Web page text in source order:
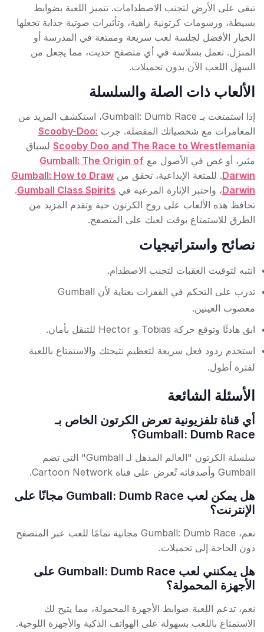
تبقى على الأرض لتجنب الاصطدامات. تتميز اللعبة بضوابط
بسيطة، ورسومات كرتونية زاهية، وتأثيرات صوتية جذابة تجعلها
الخيار الأفضل لجلسة لعب سريعة وممتعة في المدرسة أو
المنزل. تعمل بسلاسة في أي متصفح حديث، مما يجعل من
السهل اللعب الآن بدون تحميلات.
الألعاب ذات الصلة والسلسلة
إذا استمتعت بـ Gumball: Dumb Race، استكشف المزيد من
المغامرات مع شخصياتك المفضلة. جرب Scooby-Doo:
Scooby Doo and The Race to Wrestlemania لسباق
مثير، أو غص في الأصول مع Gumball: The Origin of
Darwin. للمتعة الإبداعية، تحقق من Gumball: How to Draw
Darwin، واختبر الإثارة المرعبة في Gumball Class Spirits
.
تحافظ هذه الألعاب على روح الكرتون حية وتقدم المزيد من
الطرق للاستمتاع بوقت لعبك على المتصفح.
نصائح واستراتيجيات
انتبه لتوقيت العقبات لتجنب الاصطدام.
تدرب على التحكم في القفزات بعناية لأن Gumball
معصوب العينين.
ابق هادئًا وتوقع حركة Tobias و Hector للتنقل بأمان.
استخدم ردود فعل سريعة لتعظيم نتيجتك والاستمتاع باللعبة
لفترة أطول.
الأسئلة الشائعة
أي قناة تلفزيونية تعرض الكرتون الخاص بـ
Gumball: Dumb Race؟
سلسلة الكرتون "العالم المذهل لـ Gumball" التي تضم
Gumball وأصدقائه تُعرض على قناة Cartoon Network.
هل يمكن لعب Gumball: Dumb Race مجانًا على
الإنترنت؟
نعم، Gumball: Dumb Race مجانية تمامًا للعب عبر المتصفح
دون الحاجة إلى تحميلات.
هل يمكنني لعب Gumball: Dumb Race على
الأجهزة المحمولة؟
نعم، تدعم اللعبة ضوابط الأجهزة المحمولة، مما يتيح لك
الاستمتاع باللعب بسهولة على الهواتف الذكية والأجهزة اللوحية.